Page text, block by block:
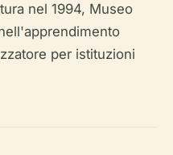
nel 1994, Museo
per istituzioni